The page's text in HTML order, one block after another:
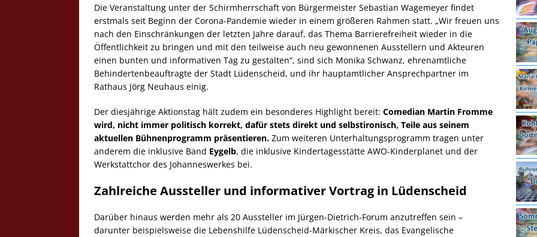
Die Veranstaltung unter der Schirmherrschaft von Bürgermeister Sebastian Wagemeyer findet
erstmals seit Beginn der Corona-Pandemie wieder in einem größeren Rahmen statt. „Wir freuen uns
nach den Einschränkungen der letzten Jahre darauf, das Thema Barrierefreiheit wieder in die
Öffentlichkeit zu bringen und mit den teilweise auch neu gewonnenen Ausstellern und Akteuren
einen bunten und informativen Tag zu gestalten“, sind sich Monika Schwanz, ehrenamtliche
Behindertenbeauftragte der Stadt Lüdenscheid, und ihr hauptamtlicher Ansprechpartner im
Rathaus Jörg Neuhaus einig.
Der diesjährige Aktionstag hält zudem ein besonderes Highlight bereit: Comedian Martin Fromme
wird, nicht immer politisch korrekt, dafür stets direkt und selbstironisch, Teile aus seinem
aktuellen Bühnenprogramm präsentieren. Zum weiteren Unterhaltungsprogramm tragen unter
anderem die inklusive Band Eygelb, die inklusive Kindertagesstätte AWO-Kinderplanet und der
Werkstattchor des Johanneswerkes bei.
Zahlreiche Aussteller und informativer Vortrag in Lüdenscheid
Darüber hinaus werden mehr als 20 Aussteller im Jürgen-Dietrich-Forum anzutreffen sein –
darunter beispielsweise die Lebenshilfe Lüdenscheid-Märkischer Kreis, das Evangelische